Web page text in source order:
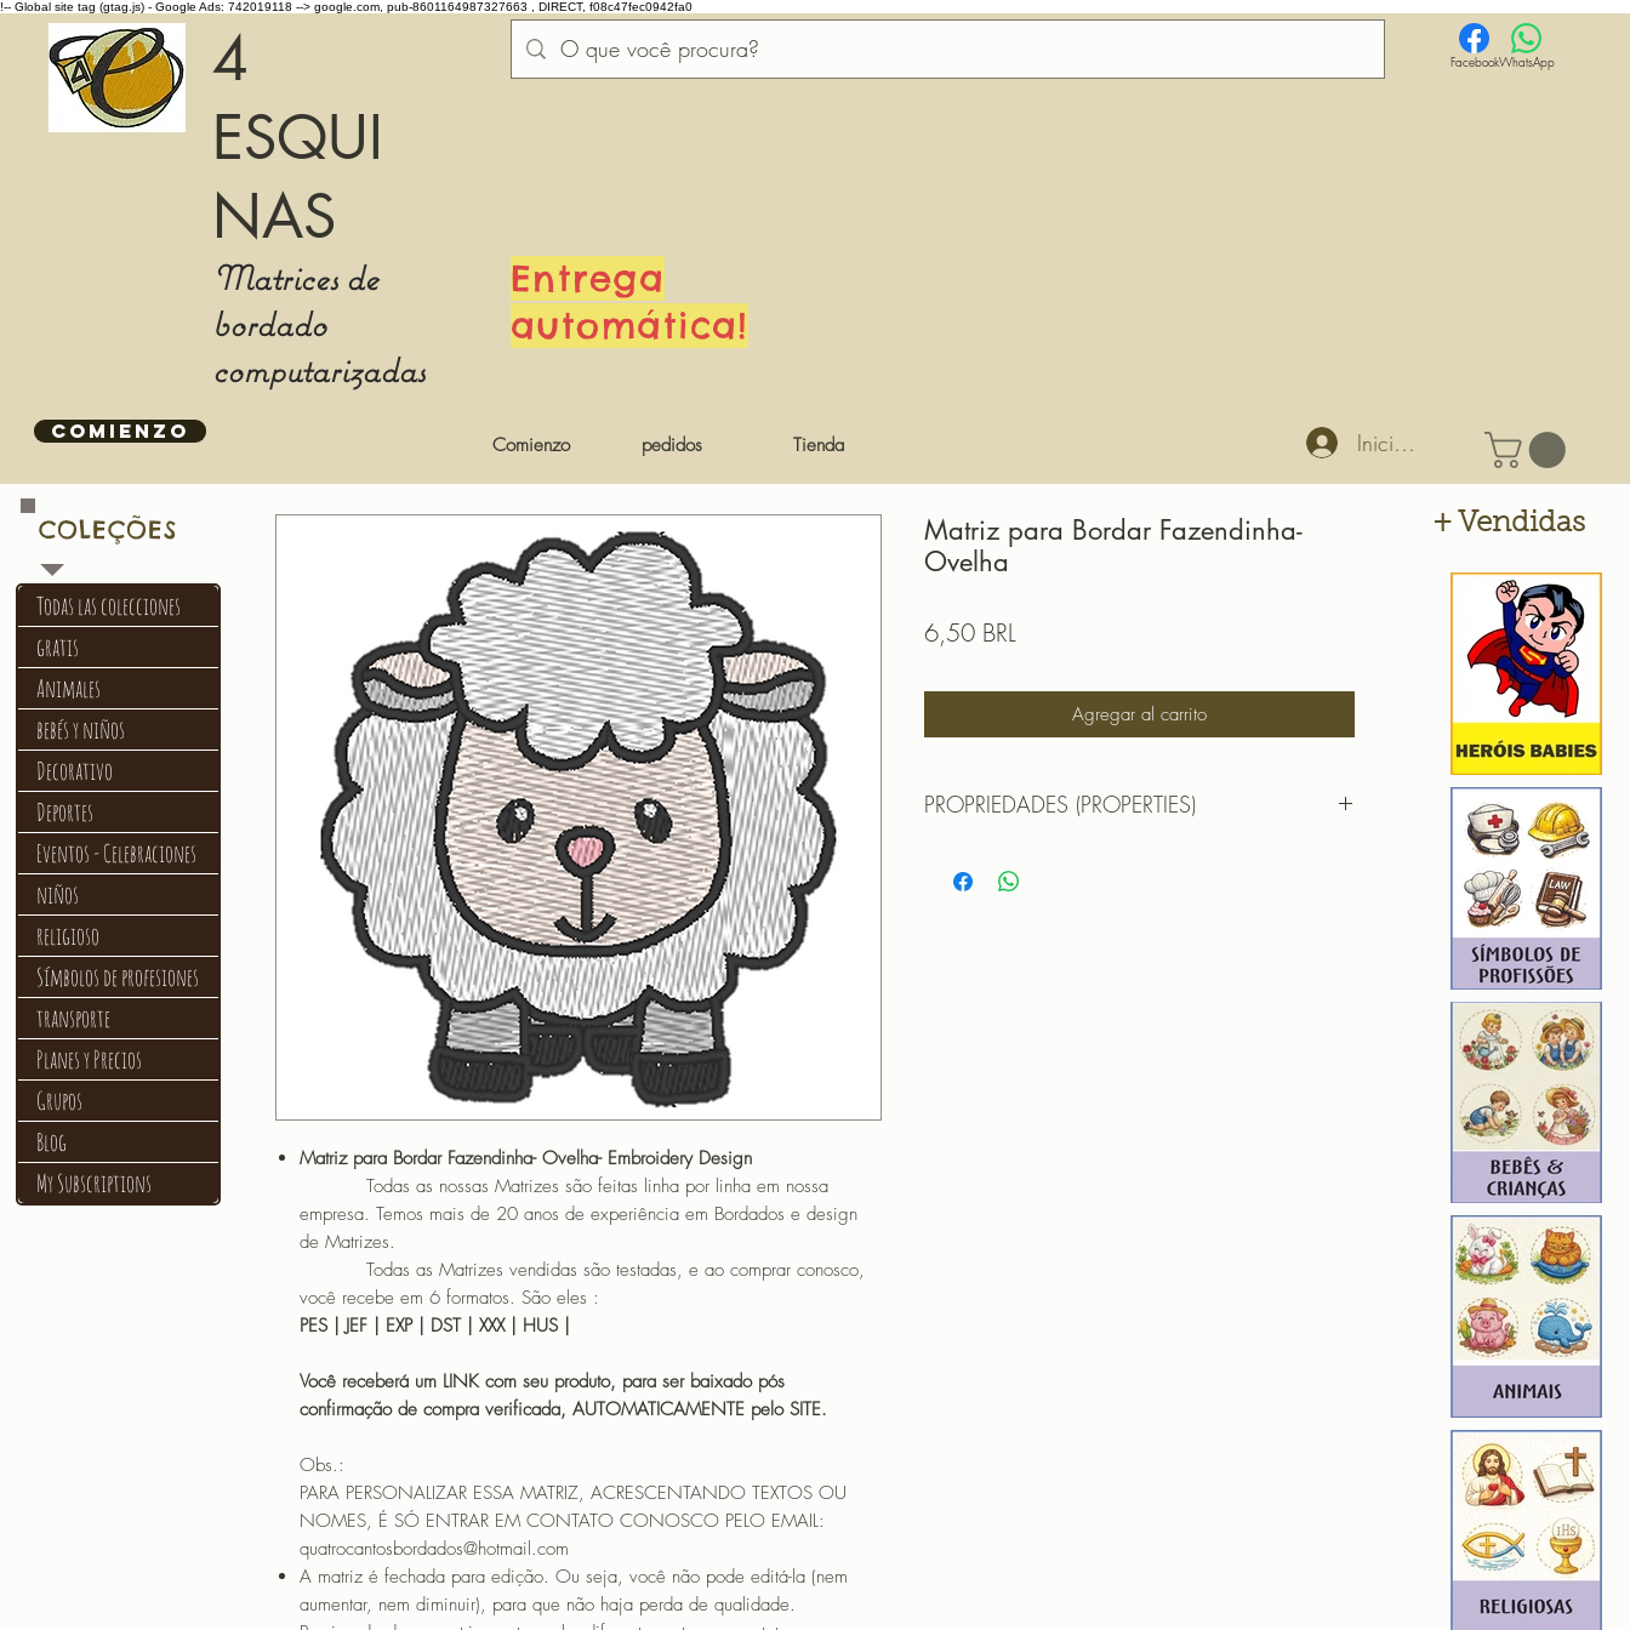
!-- Global site tag (gtag.js) - Google Ads: 742019118 --> google.com, pub-8601164987327663 , DIRECT, f08c47fec0942fa0
4
ESQUI
NAS
Matrices de
bordado
computarizadas
Entrega
automática!
FacebookWhatsApp
COMIENZO
Comienzo pedidos Tienda Iniciar sesión
Matriz para Bordar Fazendinha- Ovelha- Embroidery Design
Todas as nossas Matrizes são feitas linha por linha em nossa
empresa. Temos mais de 20 anos de experiência em Bordados e design
de Matrizes.
Todas as Matrizes vendidas são testadas, e ao comprar conosco,
você recebe em 6 formatos. São eles :
PES | JEF | EXP | DST | XXX | HUS |
Você receberá um LINK com seu produto, para ser baixado pós
confirmação de compra verificada, AUTOMATICAMENTE pelo SITE.
Obs.:
PARA PERSONALIZAR ESSA MATRIZ, ACRESCENTANDO TEXTOS OU
NOMES, É SÓ ENTRAR EM CONTATO CONOSCO PELO EMAIL:
quatrocantosbordados@hotmail.com
A matriz é fechada para edição. Ou seja, você não pode editá-la (nem
aumentar, nem diminuir), para que não haja perda de qualidade.
Matriz para Bordar Fazendinha-
Ovelha
6,50 BRL
Agregar al carrito
PROPRIEDADES (PROPERTIES)
TAMANHO (SIZE) : 8,1cm X9,0cm
Todas las colecciones
gratis
Animales
bebés y niños
Decorativo
Deportes
Eventos - Celebraciones
niños
religioso
Símbolos de profesiones
transporte
Planes y Precios
Grupos
Blog
My Subscriptions
COLEÇÕES + Vendidas